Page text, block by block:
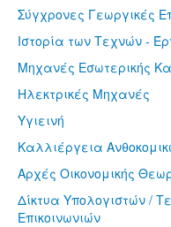
Σύγχρονες Γεωργικές
Ιστορία των Τεχνών -
Μηχανές Εσωτερικής
Ηλεκτρικές Μηχανές
Υγιεινή
Καλλιέργεια
Αρχές Οικονομικής
Δίκτυα Υπολογιστών /
Επικοινωνιών